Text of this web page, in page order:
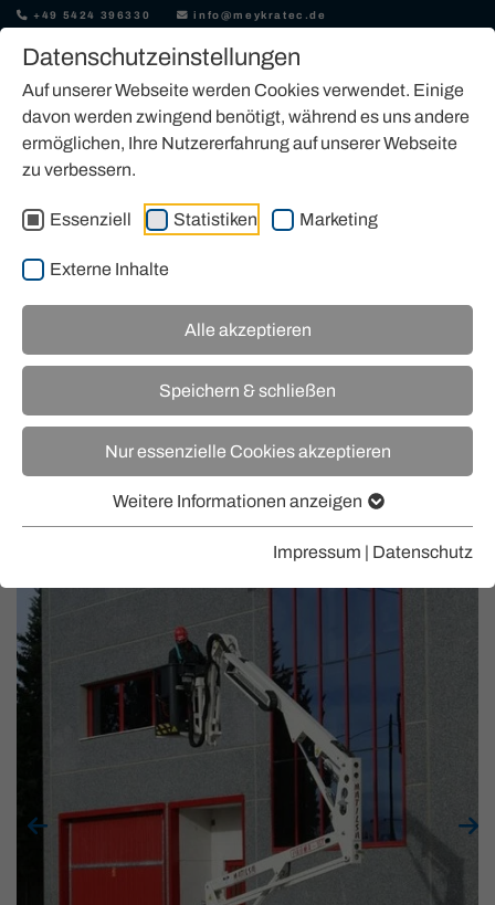
Datenschutzeinstellungen
Auf unserer Webseite werden Cookies verwendet. Einige
davon werden zwingend benötigt, während es uns andere
ermöglichen, Ihre Nutzererfahrung auf unserer Webseite
zu verbessern.
Essenziell Statistiken Marketing
Externe Inhalte
Alle akzeptieren
Speichern & schließen
Nur essenzielle Cookies akzeptieren
Weitere Informationen anzeigen
Impressum | Datenschutz
+49 5424 396330 info@meykratec.de
ANHÄNGERARBEITSBÜHNE
KAUFEN
Unser Angebot an Anhängerarbeitsbühen der
Marke Matilsa